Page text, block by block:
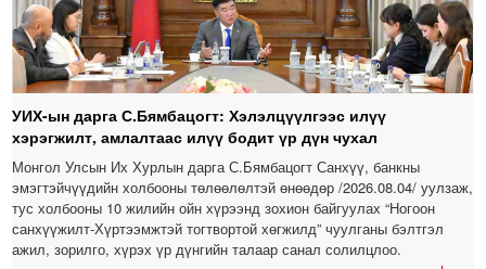
УИХ-ын дарга С.Бямбацогт: Хэлэлцүүлгээс илүү
хэрэгжилт, амлалтаас илүү бодит үр дүн чухал
Монгол Улсын Их Хурлын дарга С.Бямбацогт Санхүү, банкны
эмэгтэйчүүдийн холбооны төлөөлөлтэй өнөөдөр /2026.08.04/ уулзаж,
тус холбооны 10 жилийн ойн хүрээнд зохион байгуулах “Ногоон
санхүүжилт-Хүртээмжтэй тогтвортой хөгжилд” чуулганы бэлтгэл
ажил, зорилго, хүрэх үр дүнгийн талаар санал солилцлоо.